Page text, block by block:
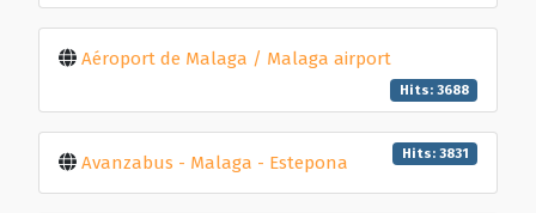
Aéroport de Malaga / Malaga airport
Hits: 3688
Avanzabus - Malaga - Estepona Hits: 3831